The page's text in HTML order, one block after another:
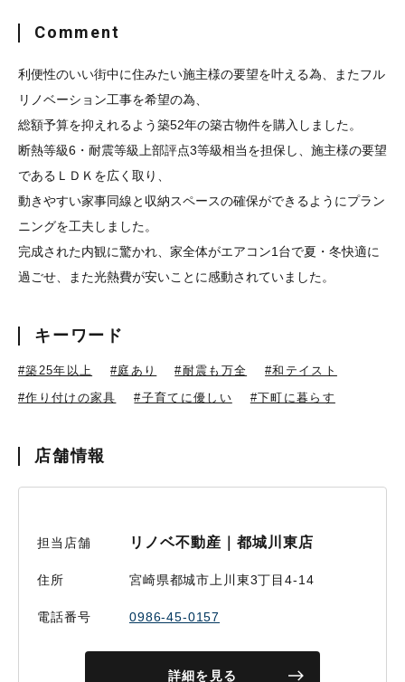
Comment
利便性のいい街中に住みたい施主様の要望を叶える為、またフル
リノベーション工事を希望の為、
総額予算を抑えれるよう築52年の築古物件を購入しました。
断熱等級6・耐震等級上部評点3等級相当を担保し、施主様の要望
であるＬＤＫを広く取り、
動きやすい家事同線と収納スペースの確保ができるようにプラン
ニングを工夫しました。
完成された内観に驚かれ、家全体がエアコン1台で夏・冬快適に
過ごせ、また光熱費が安いことに感動されていました。
キーワード
#築25年以上 #庭あり #耐震も万全
#和テイスト
#作り付けの家具
#子育てに優しい #下町に暮らす
店舗情報
担当店舗 リノベ不動産｜都城川東店
住所 宮崎県都城市上川東3丁目4-14
電話番号 0986-45-0157
詳細を見る